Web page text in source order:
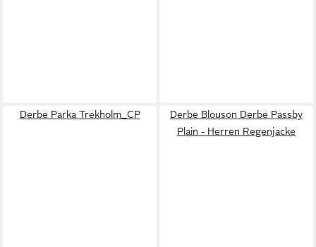
Derbe Parka Trekholm_CP
Derbe Blouson Derbe Passby
Plain - Herren Regenjacke